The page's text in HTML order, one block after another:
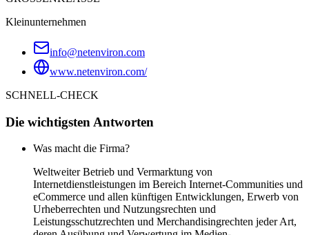
Kleinunternehmen
info@netenviron.com
www.netenviron.com/
SCHNELL-CHECK
Die wichtigsten Antworten
Was macht die Firma?
Weltweiter Betrieb und Vermarktung von
Internetdienstleistungen im Bereich Internet-Communities und
eCommerce und allen künftigen Entwicklungen, Erwerb von
Urheberrechten und Nutzungsrechten und
Leistungsschutzrechten und Merchandisingrechten jeder Art,